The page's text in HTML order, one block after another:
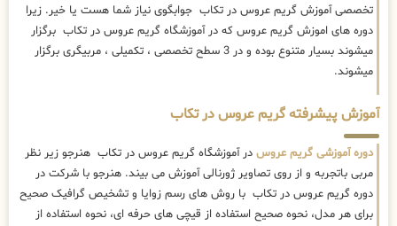
تخصصی آموزش گریم عروس در تکاب جوابگوی نیاز شما هست یا خیر. زیرا
دوره های اموزش گریم عروس که در آموزشگاه گریم عروس در تکاب برگزار
میشوند بسیار متنوع بوده و در 3 سطح تخصصی ، تکمیلی ، مربیگری برگزار
میشوند.
آموزش پیشرفته گریم عروس در تکاب
دوره آموزشی گریم عروس در آموزشگاه گریم عروس در تکاب هنرجو زیر نظر
مربی باتجربه و از روی تصاویر ژورنالی آموزش می بیند. هنرجو با شرکت در
دوره گریم عروس در تکاب با روش های رسم زوایا و تشخیص گرافیک صحیح
برای هر مدل، نحوه صحیح استفاده از قیچی های حرفه ای، نحوه استفاده از